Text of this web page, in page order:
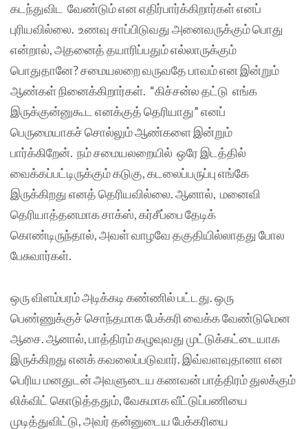
கடந்துவிட வேண்டும் என எதிர்பார்க்கிறார்கள் எனப்
புரியவில்லை. உணவு சாப்பிடுவது அனைவருக்கும் பொது
என்றால், அதனைத் தயாரிப்பதும் எல்லாருக்கும்
பொதுதானே? சமையலறை வருவதே பாவம் என இன்றும்
ஆண்கள் நினைக்கிறார்கள். “கிச்சன்ல தட்டு எங்க
இருக்குன்னுகூட எனக்குத் தெரியாது” எனப்
பெருமையாகச் சொல்லும் ஆண்களை இன்றும்
பார்க்கிறேன். நம் சமையலறையில் ஒரே இடத்தில்
வைக்கப்பட்டிருக்கும் கடுகு, கடலைப்பருப்பு எங்கே
இருக்கிறது எனத் தெரியவில்லை. ஆனால், மனைவி
தெரியாத்தனமாக சாக்ஸ், கர்சீப்பை தேடிக்
கொண்டிருந்தால், அவள் வாழவே தகுதியில்லாதது போல
பேசுவார்கள்.
ஒரு விளம்பரம் அடிக்கடி கண்ணில் பட்டது. ஒரு
பெண்ணுக்குச் சொந்தமாக பேக்கரி வைக்க வேண்டுமென
ஆசை. ஆனால், பாத்திரம் கழுவுவது முட்டுக்கட்டையாக
இருக்கிறது எனக் கவலைப்படுவார். இவ்வளவுதானா என
பெரிய மனதுடன் அவளுடைய கணவன் பாத்திரம் துலக்கும்
லிக்விட் கொடுத்ததும், வேகமாக வீட்டுப்பணியை
முடித்துவிட்டு, அவர் தன்னுடைய பேக்கரியை